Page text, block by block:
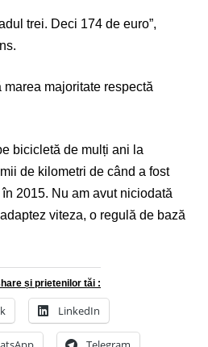
trei. Deci 174 de euro”,
majoritate respectă
bicicletă de mulți ani la
de kilometri de când a fost
2015. Nu am avut niciodată
viteza, o regulă de bază
și prietenilor tăi :
LinkedIn